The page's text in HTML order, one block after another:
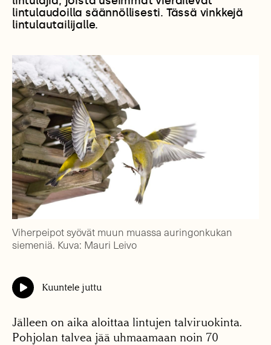
lintulaudoilla säännöllisesti. Tässä vinkkejä
lintulautailijalle.
Viherpeipot syövät muun muassa auringonkukan
siemeniä. Kuva: Mauri Leivo
Kuuntele juttu
Jälleen on aika aloittaa lintujen talviruokinta.
Pohjolan talvea jää uhmaamaan noin 70